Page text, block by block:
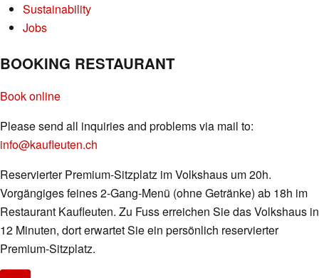
Sustainability
Jobs
BOOKING RESTAURANT
Book online
Please send all inquiries and problems via mail to:
info@kaufleuten.ch
Reservierter Premium-Sitzplatz im Volkshaus um 20h.
Vorgängiges feines 2-Gang-Menü (ohne Getränke) ab 18h im
Restaurant Kaufleuten. Zu Fuss erreichen Sie das Volkshaus in
12 Minuten, dort erwartet Sie ein persönlich reservierter
Premium-Sitzplatz.